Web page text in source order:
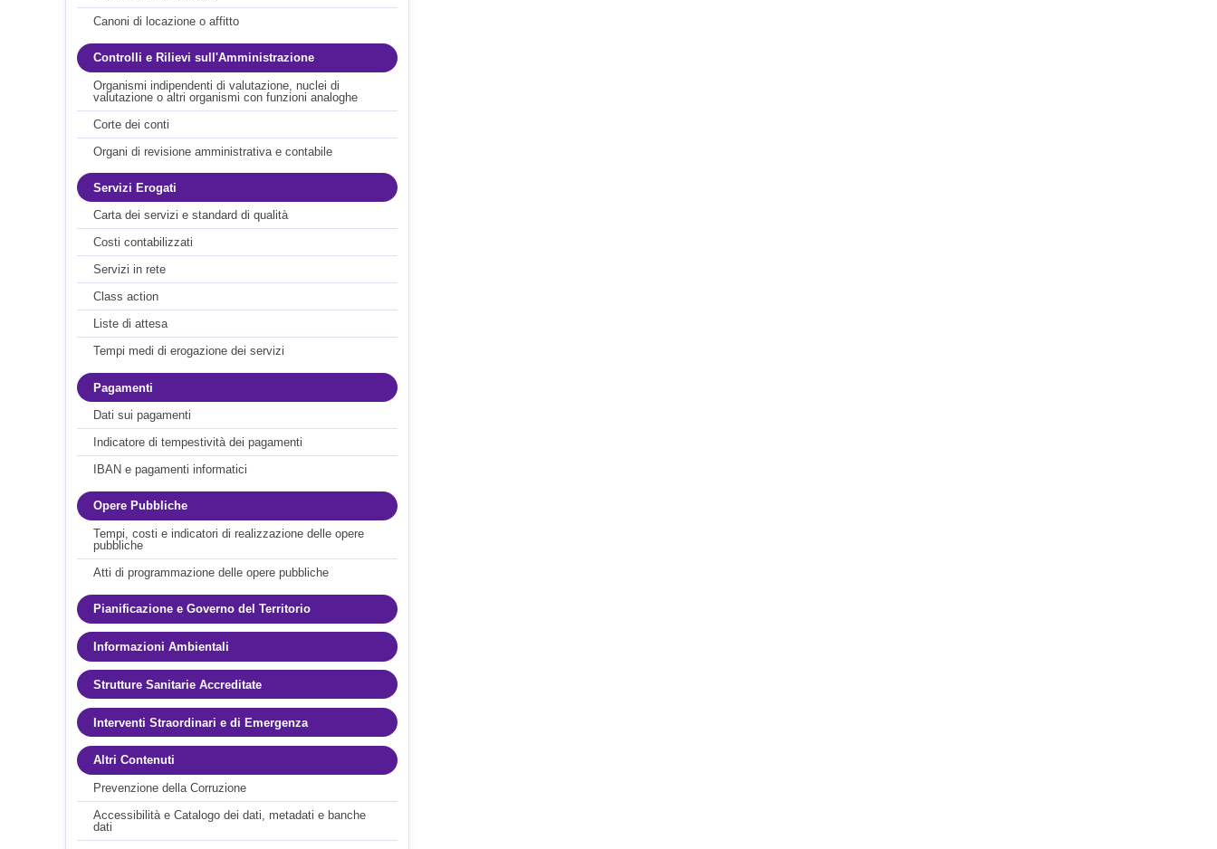
Canoni di locazione o affitto
Controlli e Rilievi sull'Amministrazione
Organismi indipendenti di valutazione, nuclei di
valutazione o altri organismi con funzioni analoghe
Corte dei conti
Organi di revisione amministrativa e contabile
Servizi Erogati
Carta dei servizi e standard di qualità
Costi contabilizzati
Servizi in rete
Class action
Liste di attesa
Tempi medi di erogazione dei servizi
Pagamenti
Dati sui pagamenti
Indicatore di tempestività dei pagamenti
IBAN e pagamenti informatici
Opere Pubbliche
Tempi, costi e indicatori di realizzazione delle opere
pubbliche
Atti di programmazione delle opere pubbliche
Pianificazione e Governo del Territorio
Informazioni Ambientali
Strutture Sanitarie Accreditate
Interventi Straordinari e di Emergenza
Altri Contenuti
Prevenzione della Corruzione
Accessibilità e Catalogo dei dati, metadati e banche
dati